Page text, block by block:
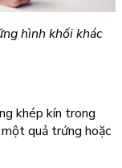
hình khối khác
khép kín trong
quả trứng hoặc